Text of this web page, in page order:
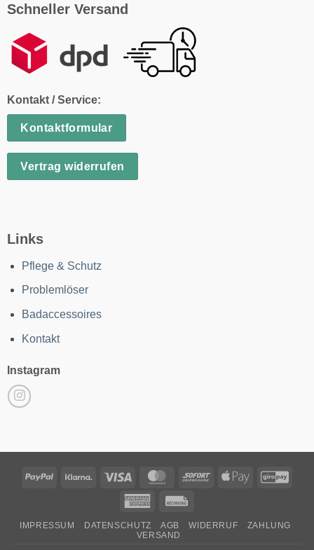
Schneller Versand
Kontakt / Service:
Kontaktformular
Vertrag widerrufen
Links
Pflege & Schutz
Problemlöser
Badaccessoires
Kontakt
Instagram
PayPal Klarna Visa MasterCardSofort
Apple
American
IMPRESSUM DATENSCHUTZ AGB WIDERRUF
ZAHLUNG
VERSAND